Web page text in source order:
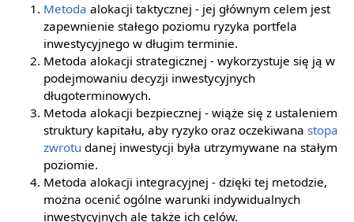
Metoda alokacji taktycznej - jej głównym celem jest
zapewnienie stałego poziomu ryzyka portfela
inwestycyjnego w długim terminie.
Metoda alokacji strategicznej - wykorzystuje się ją w
podejmowaniu decyzji inwestycyjnych
długoterminowych.
Metoda alokacji bezpiecznej - wiąże się z ustaleniem
struktury kapitału, aby ryzyko oraz oczekiwanastopa
zwrotu danej inwestycji była utrzymywane na stałym
poziomie.
Metoda alokacji integracyjnej - dzięki tej metodzie,
można ocenić ogólne warunki indywidualnych
inwestycyjnych ale także ich celów.